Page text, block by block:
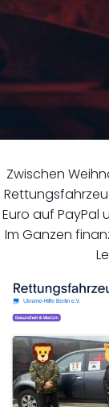
Zwischen
Euro auf PayPal
Im Ganzen